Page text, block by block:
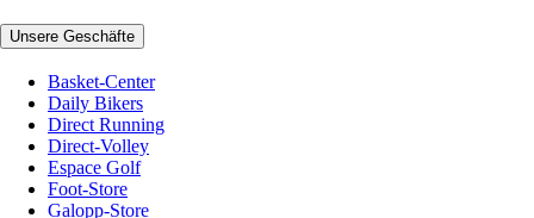
Unsere Geschäfte
Basket-Center
Daily Bikers
Direct Running
Direct-Volley
Espace Golf
Foot-Store
Galopp-Store